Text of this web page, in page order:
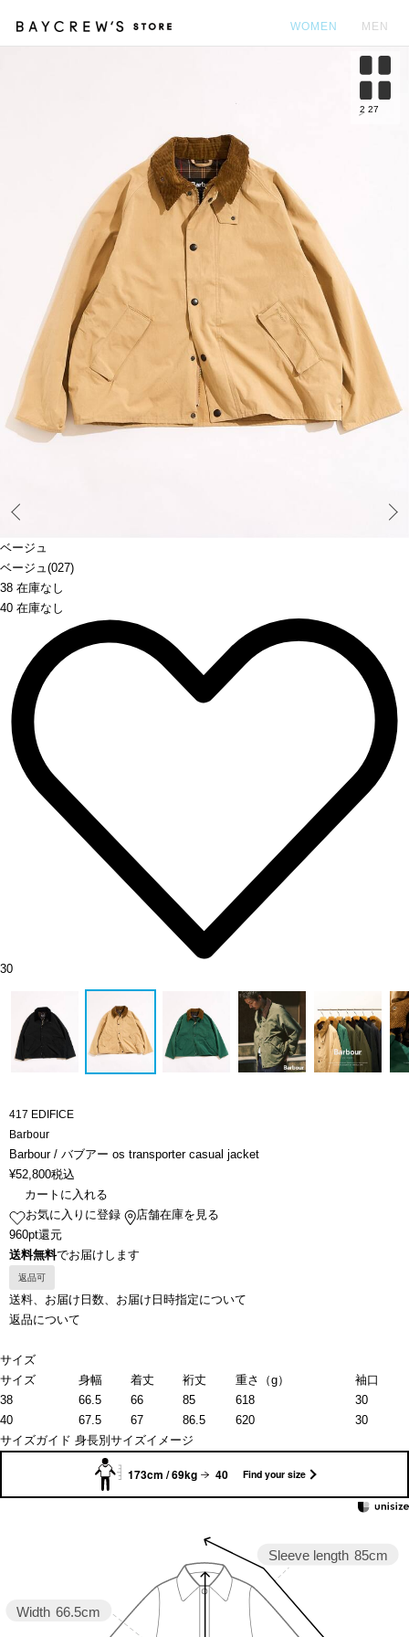
WOMEN MEN
ベージュ
ベージュ(027)
38 在庫なし
40 在庫なし
2 27
30
417 EDIFICE
Barbour
Barbour / バブアー os transporter casual jacket
¥52,800税込
カートに入れる
お気に入りに登録
店舗在庫を見る
960pt還元
送料無料でお届けします
返品可
送料、お届け日数、お届け日時指定について
返品について
サイズ
サイズ
身幅 着丈 裄丈 重さ（g）
袖口
38
66.5 66 85 618
30
40
67.5 67 86.5 620
30
サイズガイド 身長別サイズイメージ
173cm / 69kg 40 Find your size
Sleeve length 85cm
Width 66.5cm